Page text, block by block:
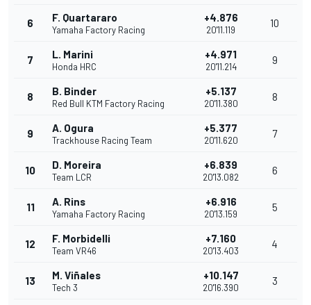
6 F. Quartararo
Yamaha Factory Racing
+4.876
20'11.119
10
7 L. Marini
Honda HRC
+4.971
20'11.214
9
8 B. Binder
Red Bull KTM Factory Racing
+5.137
20'11.380
8
9 A. Ogura
Trackhouse Racing Team
+5.377
20'11.620
7
10 D. Moreira
Team LCR
+6.839
20'13.082
6
11 A. Rins
Yamaha Factory Racing
+6.916
20'13.159
5
12 F. Morbidelli
Team VR46
+7.160
20'13.403
4
13 M. Viñales
Tech 3
+10.147
20'16.390
3